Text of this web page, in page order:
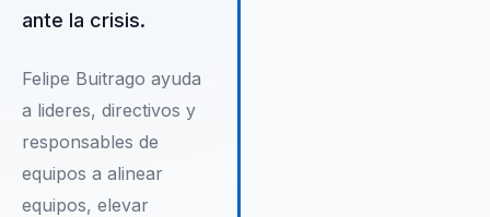
ante la crisis.
Felipe Buitrago ayuda
a lideres, directivos y
responsables de
equipos a alinear
equipos, elevar